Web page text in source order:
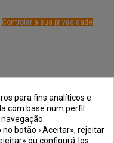
Controlar a sua privacidade
SEGURA
para fins analíticos e
com base num perfil
no botão «Aceitar», rejeitar
ou configurá-los